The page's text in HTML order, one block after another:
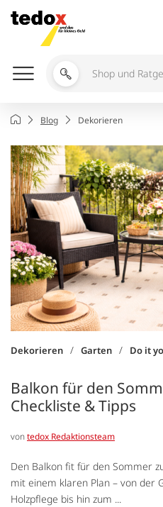
Inhalt
springen
Shop
Ratgeber
durchsuchen
Startseite
Blog Dekorieren
Dekorieren / Garten / Do it
Balkon für den
Checkliste & Tipps
vontedox Redaktionsteam
Den Balkon fit für den Sommer
mit einem klaren Plan – von der
Holzpflege bis hin zum ...